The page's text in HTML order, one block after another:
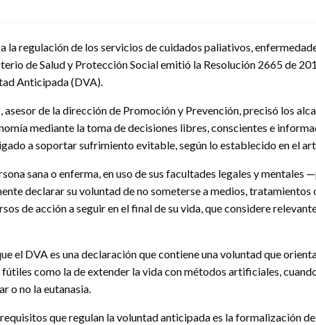
la regulación de los servicios de cuidados paliativos,
de Salud y Protección Social emitió la Resolución 2665 de
Anticipada (DVA).
asesor de la dirección de Promoción y Prevención, precisó los
mediante la toma de decisiones libres, conscientes e
a soportar sufrimiento evitable, según lo establecido en el
sana o enferma, en uso de sus facultades legales y
declarar su voluntad de no someterse a medios,
de acción a seguir en el final de su vida, que considere
el DVA es una declaración que contiene una voluntad que
como la de extender la vida con métodos artificiales,
o no la eutanasia.
que regulan la voluntad anticipada es la formalización